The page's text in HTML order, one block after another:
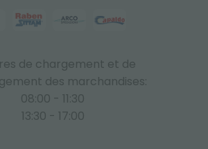
de chargement et de
des marchandises:
08:00 - 11:30
13:30 - 17:00